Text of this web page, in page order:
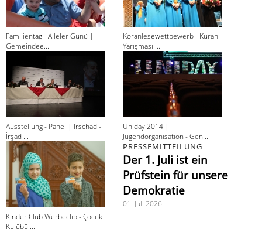
Familientag - Aileler Günü |
Gemeindee...
Koranlesewettbewerb - Kuran
Yarışması ...
Ausstellung - Panel | Irschad -
İrşad ...
Uniday 2014 |
Jugendorganisation - Gen...
Kinder Club Werbeclip - Çocuk
Kulübü ...
PRESSEMITTEILUNG
Der 1. Juli ist ein
Prüfstein für unsere
Demokratie
01. Juli 2026